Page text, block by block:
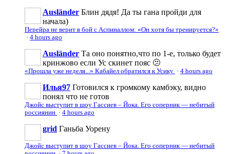
Ausländer Блин дядя! Да ты гана пройди для
начала)
Перейра не верит в бой с Аспиналлом: «Он хотя бы тренируется?»
· 4 hours ago
Ausländer Та оно понятно,что по 1-е, только будет
кринжово если Ус скинет пояс 🫤
«Прошла уже неделя...» Кабайел обратился к Усику · 4 hours ago
Илья97 Готовился к громкому камбэку, видно
понял что не готов
Джойс выступит в шоу Гассиев – Йока. Его соперник — небитый
россиянин · 4 hours ago
grid Ганьба Уорену
Джойс выступит в шоу Гассиев – Йока. Его соперник — небитый